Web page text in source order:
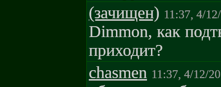
(зачищен) 11:37, 4/
Dimmon, как
приходит?
chasmen 11:37, 4/12/